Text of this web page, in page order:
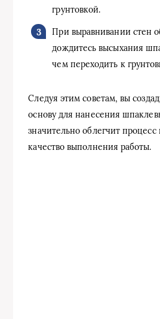
грунтовкой.
При выравнивании стен
дождитесь высыхания
чем переходить к
Следуя этим советам, вы
основу для нанесения
значительно облегчит
качество выполнения работы.